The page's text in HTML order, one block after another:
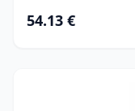
54.13 €